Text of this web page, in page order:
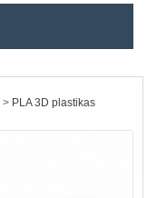
PLA 3D plastikas